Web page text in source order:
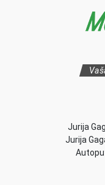
Jurija
Jurija